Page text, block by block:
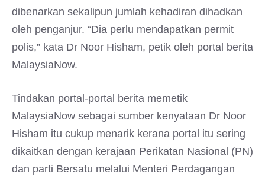
dibenarkan sekalipun jumlah kehadiran dihadkan
oleh penganjur. “Dia perlu mendapatkan permit
polis,” kata Dr Noor Hisham, petik oleh portal berita
MalaysiaNow.
Tindakan portal-portal berita memetik
MalaysiaNow sebagai sumber kenyataan Dr Noor
Hisham itu cukup menarik kerana portal itu sering
dikaitkan dengan kerajaan Perikatan Nasional (PN)
dan parti Bersatu melalui Menteri Perdagangan